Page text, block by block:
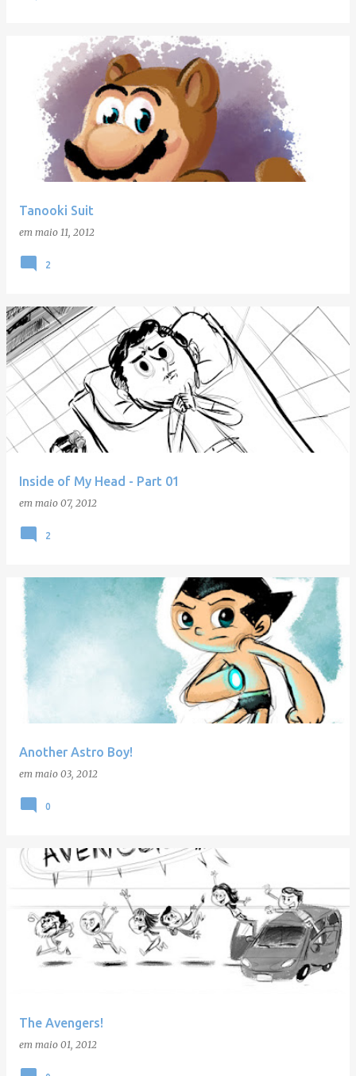
Tanooki Suit
em maio 11, 2012
2
Inside of My Head - Part 01
em maio 07, 2012
2
Another Astro Boy!
em maio 03, 2012
0
The Avengers!
em maio 01, 2012